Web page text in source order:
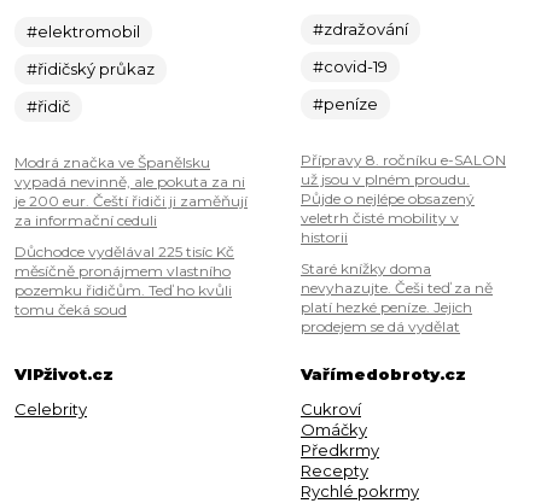
#elektromobil
#řidičský průkaz
#řidič
Modrá značka ve Španělsku
vypadá nevinně, ale pokuta za ni
je 200 eur. Čeští řidiči ji zaměňují
za informační ceduli
Důchodce vydělával 225 tisíc Kč
měsíčně pronájmem vlastního
pozemku řidičům. Teď ho kvůli
tomu čeká soud
#zdražování
#covid-19
#peníze
Přípravy 8. ročníku e-SALON
už jsou v plném proudu.
Půjde o nejlépe obsazený
veletrh čisté mobility v
historii
Staré knížky doma
nevyhazujte. Češi teď za ně
platí hezké peníze. Jejich
prodejem se dá vydělat
VIPživot.cz
Celebrity
Vařímedobroty.cz
Cukroví
Omáčky
Předkrmy
Recepty
Rychlé pokrmy